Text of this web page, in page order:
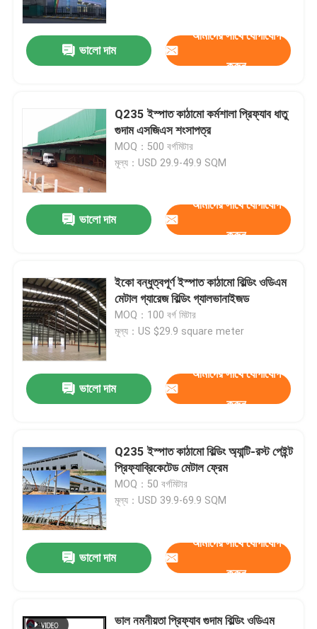
ভালো দাম
আমাদের সাথে যোগাযোগ
করুন
Q235 ইস্পাত কাঠামো কর্মশালা প্রিফ্যাব ধাতু
গুদাম এসজিএস শংসাপত্র
MOQ：500 বর্গমিটার
মূল্য：USD 29.9-49.9 SQM
ভালো দাম
আমাদের সাথে যোগাযোগ
করুন
ইকো বন্ধুত্বপূর্ণ ইস্পাত কাঠামো বিল্ডিং ওডিএম
মেটাল গ্যারেজ বিল্ডিং গ্যালভানাইজড
MOQ：100 বর্গ মিটার
মূল্য：US $29.9 square meter
ভালো দাম
আমাদের সাথে যোগাযোগ
করুন
Q235 ইস্পাত কাঠামো বিল্ডিং অ্যান্টি-রস্ট পেইন্ট
প্রিফ্যাব্রিকেটেড মেটাল ফ্রেম
MOQ：50 বর্গমিটার
মূল্য：USD 39.9-69.9 SQM
ভালো দাম
আমাদের সাথে যোগাযোগ
করুন
ভাল নমনীয়তা প্রিফ্যাব গুদাম বিল্ডিং ওডিএম